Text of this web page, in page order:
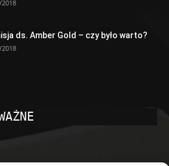
ds. Amber Gold – czy było warto?